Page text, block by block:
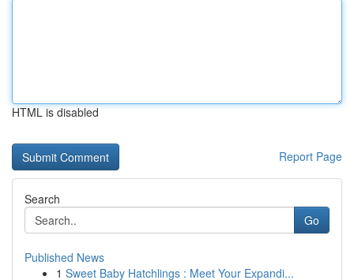
HTML is disabled
Report Page
Search
Go
Published News
1 Sweet Baby Hatchlings : Meet Your Expandi...